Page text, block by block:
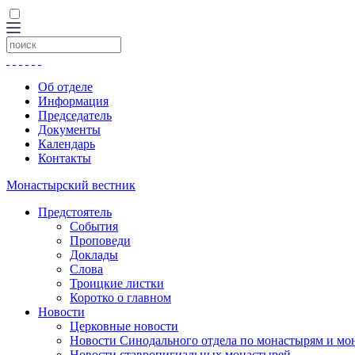
Об отделе
Информация
Председатель
Документы
Календарь
Контакты
Монастырский вестник
Предстоятель
События
Проповеди
Доклады
Слова
Троицкие листки
Коротко о главном
Новости
Церковные новости
Новости Синодального отдела по монастырям и